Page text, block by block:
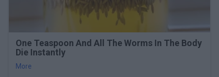
One Teaspoon And All The Worms In The Body
Die Instantly
More